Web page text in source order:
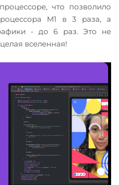
что позволило
M1 в 3 раза, а
- до 6 раз. Это не
вселенная!